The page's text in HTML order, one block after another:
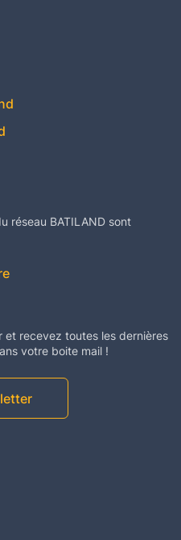
réseau BATILAND sont
et recevez toutes les dernières
votre boite mail !